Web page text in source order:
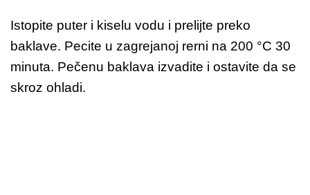
Istopite puter i kiselu vodu i prelijte preko
baklave. Pecite u zagrejanoj rerni na 200 °C 30
minuta. Pečenu baklava izvadite i ostavite da se
skroz ohladi.